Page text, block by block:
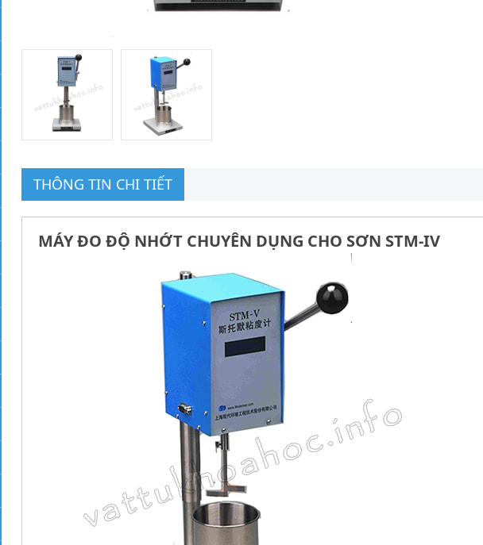
THÔNG TIN CHI TIẾT
MÁY ĐO ĐỘ NHỚT CHUYÊN DỤNG CHO SƠN STM-IV